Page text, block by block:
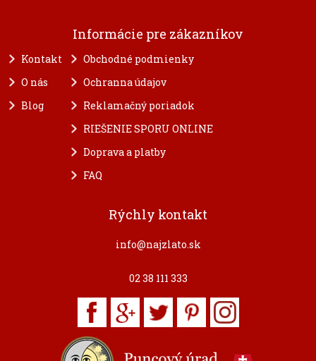
Informácie pre zákazníkov
Kontakt
O nás
Blog
Obchodné podmienky
Ochranna údajov
Reklamačný poriadok
RIEŠENIE SPORU ONLINE
Doprava a platby
FAQ
Rýchly kontakt
info@najzlato.sk
02 38 111 333